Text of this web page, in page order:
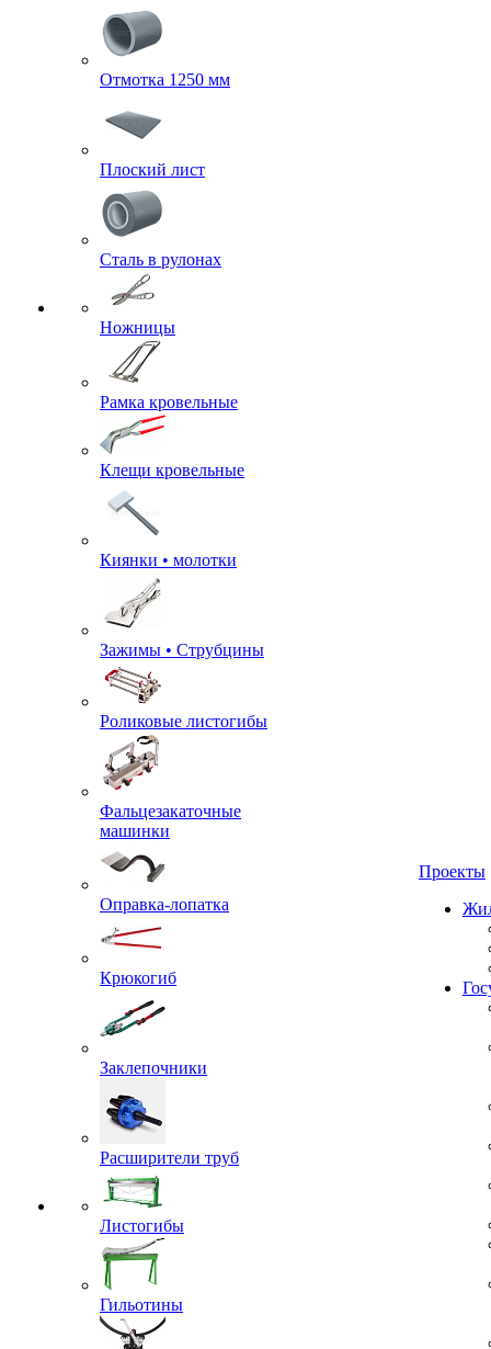
Отмотка 1250 мм
Плоский лист
Сталь в рулонах
Ножницы
Рамка кровельные
Клещи кровельные
Киянки • молотки
Зажимы • Струбцины
Роликовые листогибы
Фальцезакаточные
машинки
Оправка-лопатка
Крюкогиб
Заклепочники
Расширители труб
Листогибы
Гильотины
Проекты